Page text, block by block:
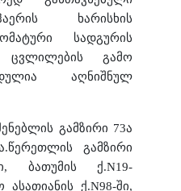
ხარისხის
სადგურის
ცვლილების გამო
აღნიშნულ
გამზირი 73ა
გამზირი
ბათუმის ქ.N19-
ქ.N98-ში,